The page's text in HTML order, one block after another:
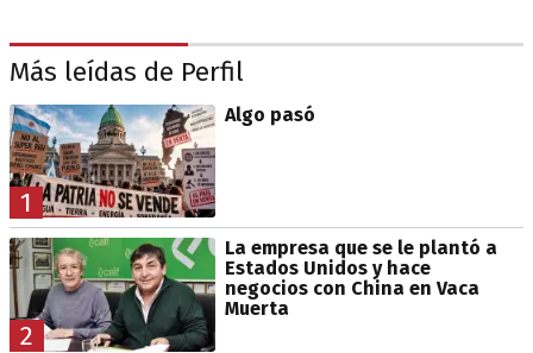
Más leídas de Perfil
1
Algo pasó
2
La empresa que se le plantó a
Estados Unidos y hace
negocios con China en Vaca
Muerta